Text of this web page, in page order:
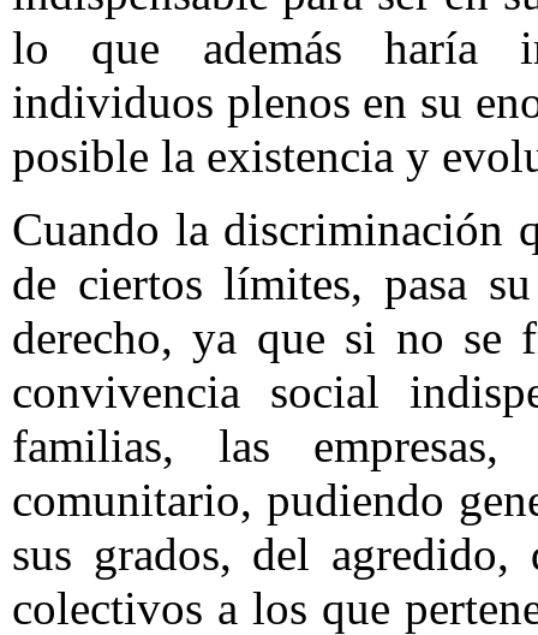
lo que además haría
individuos plenos en su
posible la existencia y
Cuando la discriminación
de ciertos límites, pasa
derecho, ya que si no se
convivencia social
familias, las
comunitario, pudiendo
sus grados, del
colectivos a los que